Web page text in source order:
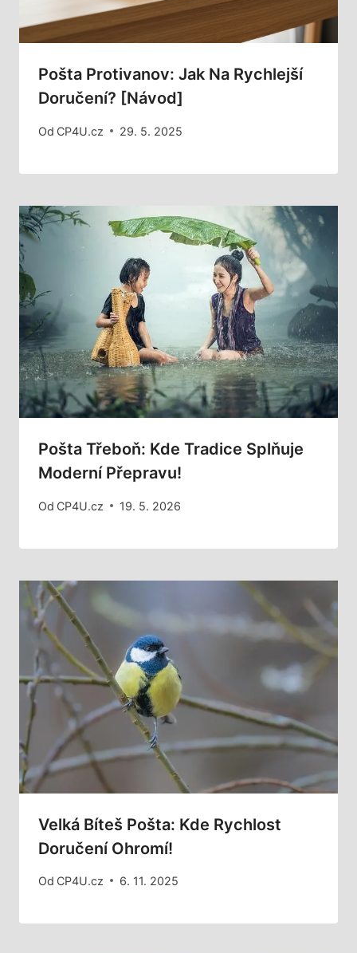
Pošta Protivanov: Jak Na Rychlejší
Doručení? [Návod]
Od CP4U.cz 29. 5. 2025
Pošta Třeboň: Kde Tradice Splňuje
Moderní Přepravu!
Od CP4U.cz 19. 5. 2026
Velká Bíteš Pošta: Kde Rychlost
Doručení Ohromí!
Od CP4U.cz 6. 11. 2025